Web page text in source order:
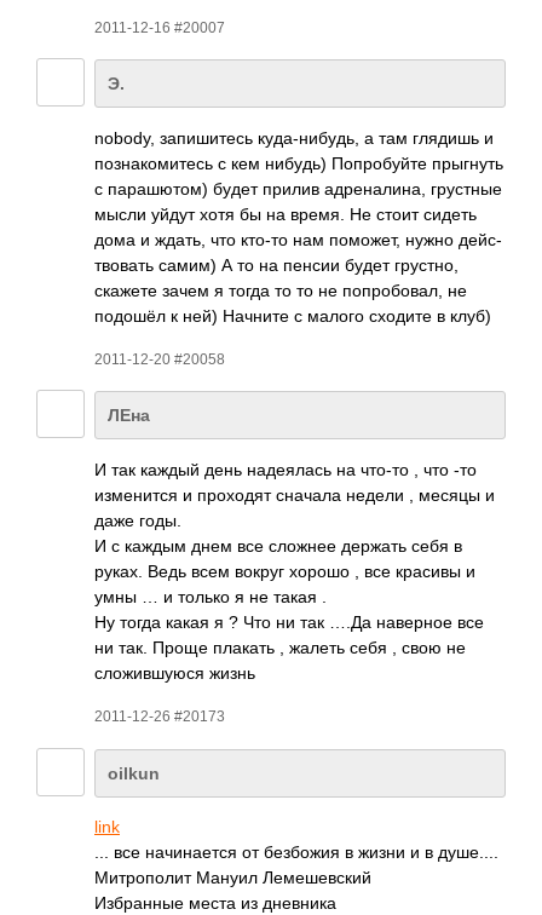
2011-12-16 #20007
Э.
nobody, запи­шитесь куда­-ниб­удь, а там глядишь и
позн­аком­итесь с кем нибудь) Попр­обуйте прыг­нуть
с пара­шютом) будет прилив адре­нали­на, грус­тные
мысли уйдут хотя бы на время. Не стоит сидеть
дома и ждать, что кто-то нам помо­жет, нужно дейс­
твов­ать самим) А то на пенсии будет грус­тно,
скажете зачем я тогда то то не попр­обов­ал, не
подошёл к ней) Начните с малого сходите в клуб)
2011-12-20 #20058
ЛЕна
И так каждый день наде­ялась на что-то , что -то
изме­нится и прох­одят сначала недели , месяцы и
даже годы.
И с каждым днем все сложнее держать себя в
руках. Ведь всем вокруг хорошо , все красивы и
умны … и только я не такая .
Ну тогда какая я ? Что ни так ….Да наве­рное все
ни так. Проще плакать , жалеть себя , свою не
слож­ившу­юся жизнь
2011-12-26 #20173
oilkun
link
... все начи­нается от безб­ожия в жизни и в душе­....
Митр­ополит Мануил Леме­шевс­кий
Избр­анные места из днев­ника